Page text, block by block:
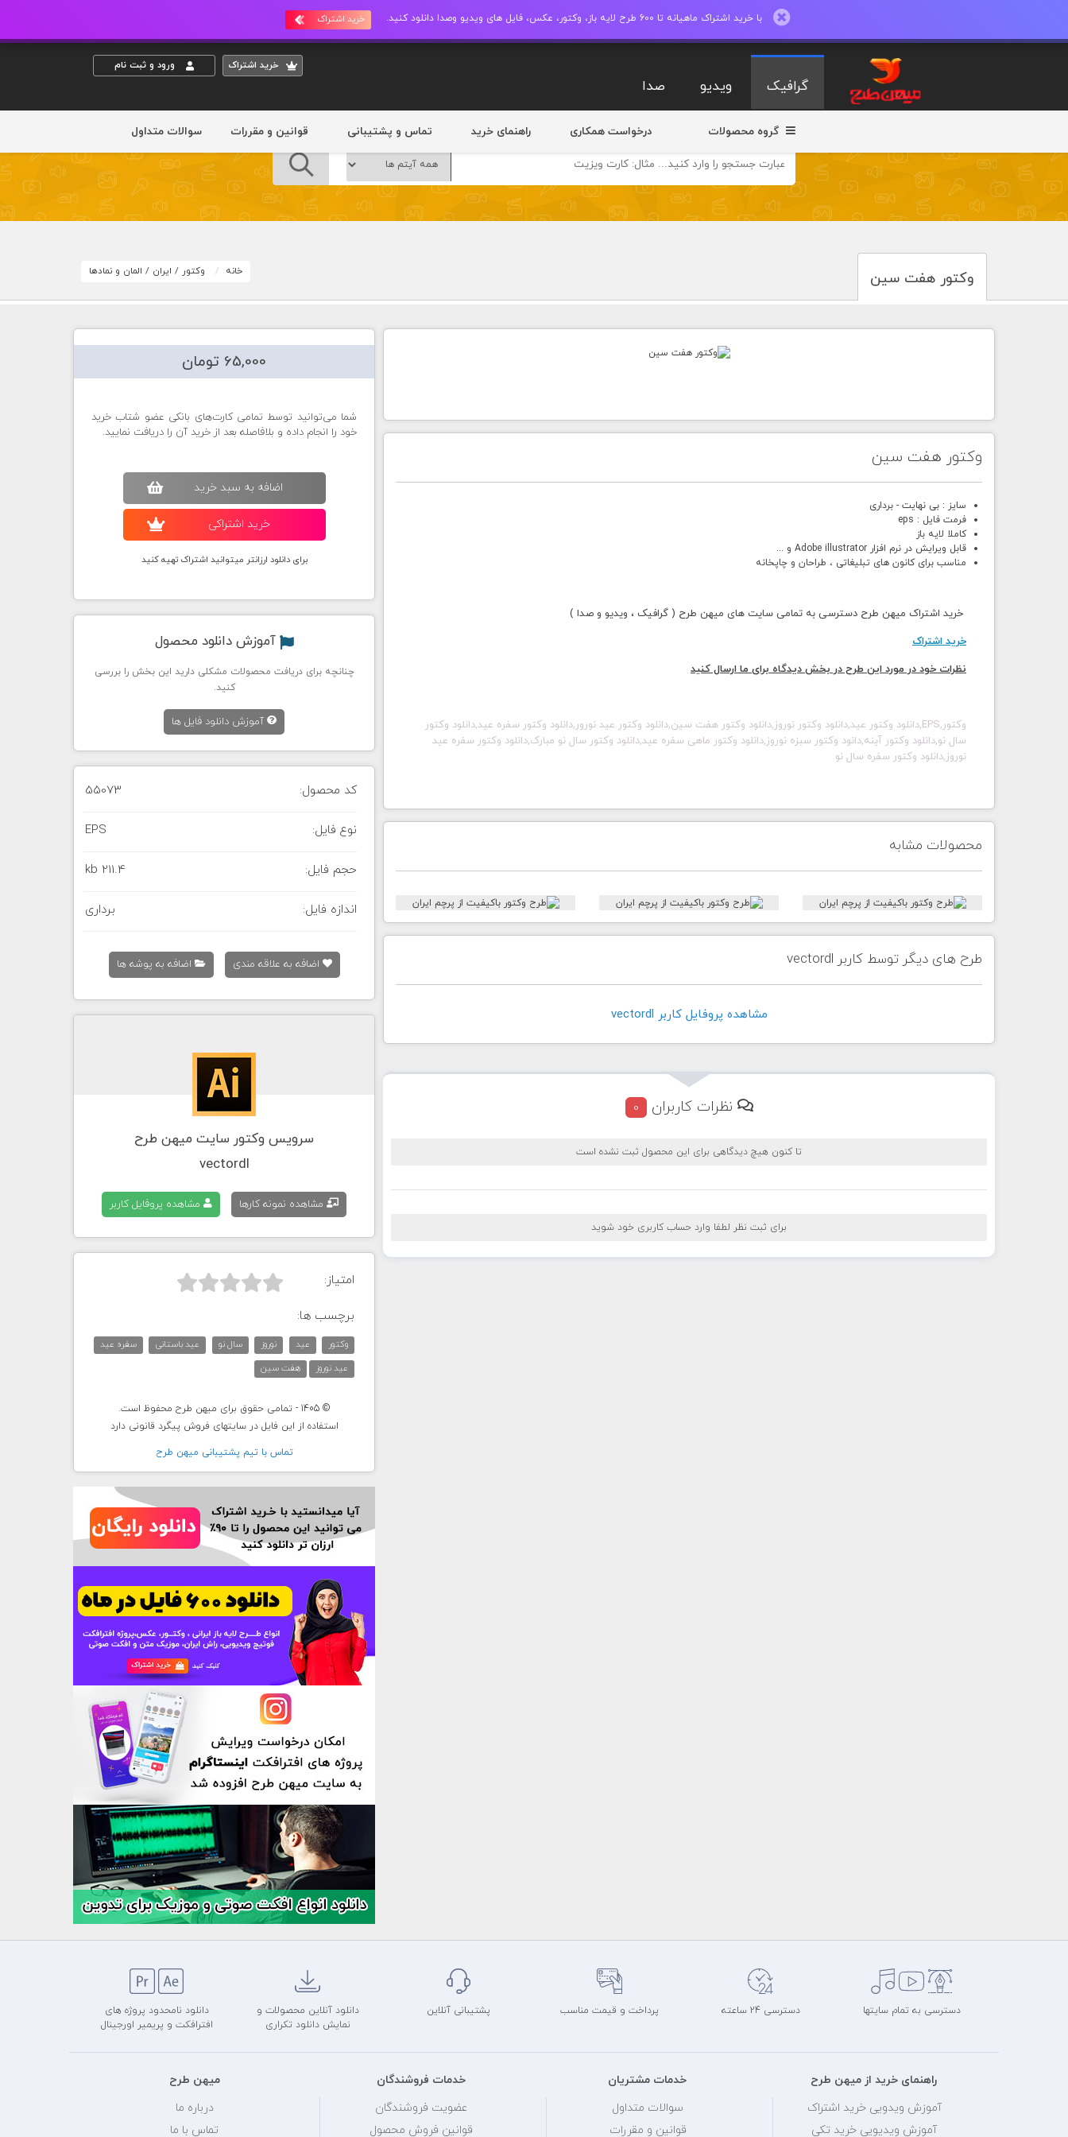
با خرید اشتراک ماهیانه تا 600 طرح لایه باز، وکتور، عکس، فایل های ویدیو وصدا دانلود کنید. خرید اشتراک
خريد اشتراک ورود و ثبت نام
گرافیک ویدیو صدا
گروه محصولات درخواست همکاری راهنمای خرید تماس و پشتیبانی قوانین و مقررات سوالات متداول
وکتور هفت سین خانه وکتور / ایران / المان و نمادها
وکتور هفت سین
سایز : بی نهایت - برداری
فرمت فایل : eps
کاملا لایه باز
قابل ویرایش در نرم افزار Adobe illustrator و ...
مناسب برای کانون های تبلیغاتی ، طراحان و چاپخانه
خرید اشتراک میهن طرح دسترسی به تمامی سایت های میهن طرح ( گرافیک ، ویدیو و صدا )
خرید اشتراک
نظرات خود در مورد این طرح در بخش دیدگاه برای ما ارسال کنید
وکتور,EPS,دانلود وکتور عید,دانلود وکتور نوروز,دانلود وکتور هفت سین,دانلود وکتور عید نورور,دانلود وکتور سفره عید,دانلود وکتور
سال نو,دانلود وکتور آینه,دانود وکتور سبزه نوروز,دانلود وکتور ماهی سفره عید,دانلود وکتور سال نو مبارک,دانلود وکتور سفره عید
نوروز,دانلود وکتور سفره سال نو
محصولات مشابه
طرح های دیگر توسط کاربر vectordl
مشاهده پروفايل کاربر vectordl
نظرات کاربران 0
تا کنون هیچ دیدگاهی برای این محصول ثبت نشده است
برای ثبت نظر لطفا وارد حساب کاربری خود شوید
65,000 تومان
شما می‌توانید توسط تمامی کارت‌های بانکی عضو شتاب خرید
خود را انجام داده و بلافاصله بعد از خرید آن را دریافت نمایید.
اضافه به سبد خريد
خريد اشتراکی
برای دانلود ارزانتر میتوانید اشتراک تهیه کنید
آموزش دانلود محصول
چنانچه برای دریافت محصولات مشکلی دارید این بخش را بررسی
کنید.
آموزش دانلود فایل ها
کد محصول: 55073
نوع فایل: EPS
حجم فایل: 211.4 kb
اندازه فایل: برداری
اضافه به علاقه مندی اضافه به پوشه ها
سرویس وکتور سایت میهن طرح
vectordl
مشاهده نمونه کارها مشاهده پروفایل کاربر
امتیاز: 


برچسب ها:
وکتور عید نوروز سال نو عید باستانی
سفره عید
عید نوروز
هفت سین
© 1405 - تمامی حقوق برای میهن طرح محفوظ است.
استفاده از این فایل در سایتهای فروش پیگرد قانونی دارد
تماس با تيم پشتيبانی ميهن طرح
دسترسی به تمام سایتها دسترسی 24 ساعته پرداخت و قیمت مناسب پشتیبانی آنلاین
دانلود آنلاین محصولات و
نمایش دانلود تکراری
دانلود نامحدود پروژه های
افترافکت و پریمیر اورجینال
راهنمای خرید از میهن طرح
آموزش ویدویی خرید اشتراک
آموزش ویدیویی خرید تکی
خدمات مشتریان
سوالات متداول
قوانین و مقررات
خدمات فروشندگان
عضویت فروشندگان
قوانین فروش محصول
میهن طرح
درباره ما
تماس با ما